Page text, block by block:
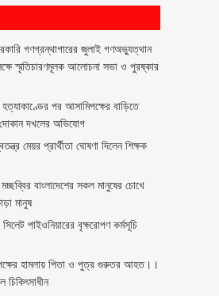
গণগ্রন্থাগারের জুলাই গণঅভ্যুত্থান
স্মৃতিচারণমূলক আলোচনা সভা ও পুরষ্কার
পর আসামিপক্ষের বাড়িতে
দখলের অভিযোগ
মেয়র প্রার্থীতা ঘোষণা দিলেন শিক্ষক
বাংলাদেশের সকল মানুষের চোখে
মানুষ
পাইওনিয়ারের বৃক্ষরোপণ কর্মসূচি
হামলায় পিতা ও পুত্র গুরুতর আহত।।
চিকিৎসাধীন